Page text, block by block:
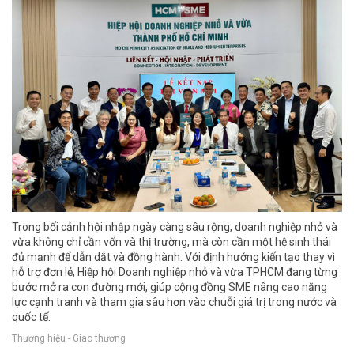
Trong bối cảnh hội nhập ngày càng sâu rộng, doanh nghiệp nhỏ và
vừa không chỉ cần vốn và thị trường, mà còn cần một hệ sinh thái
đủ mạnh để dẫn dắt và đồng hành. Với định hướng kiến tạo thay vì
hỗ trợ đơn lẻ, Hiệp hội Doanh nghiệp nhỏ và vừa TPHCM đang từng
bước mở ra con đường mới, giúp cộng đồng SME nâng cao năng
lực cạnh tranh và tham gia sâu hơn vào chuỗi giá trị trong nước và
quốc tế.
Thương hiệu - Giao thương